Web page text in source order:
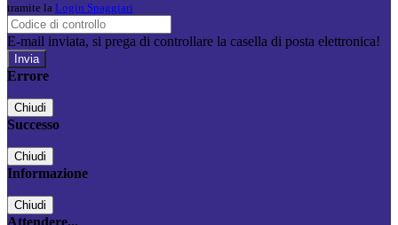
tramite la Login Spaggiari
E-mail inviata, si prega di controllare la casella di posta elettronica!
Errore
Chiudi
Successo
Chiudi
Informazione
Chiudi